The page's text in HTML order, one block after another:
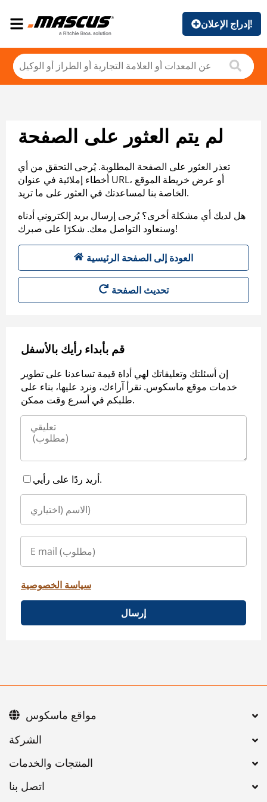
إدراج الإعلان!
لم يتم العثور على الصفحة
تعذر العثور على الصفحة المطلوبة. يُرجى التحقق من أي
أخطاء إملائية في عنوان URL، أو عرض خريطة الموقع
الخاصة بنا لمساعدتك في العثور على ما تريد.
هل لديك أي مشكلة أخرى؟ يُرجى إرسال بريد إلكتروني أدناه
وسنعاود التواصل معك. شكرًا على صبرك!
العودة إلى الصفحة الرئيسية
تحديث الصفحة
قم بأبداء رأيك بالأسفل
إن أسئلتك وتعليقاتك لهي أداة قيمة تساعدنا على تطوير
خدمات موقع ماسكوس. نقرأ آراءك، ونرد عليها، بناء على
طلبكم في أسرع وقت ممكن.
أريد ردًا على رأيي.
سياسة الخصوصية
إرسال
اتصل بنا
مواقع ماسكوس